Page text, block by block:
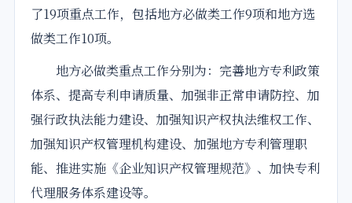
了19项重点工作，包括地方必做类工作9项和地方选
做类工作10项。
地方必做类重点工作分别为：完善地方专利政策
体系、提高专利申请质量、加强非正常申请防控、加
强行政执法能力建设、加强知识产权执法维权工作、
加强知识产权管理机构建设、加强地方专利管理职
能、 推进实施《企业知识产权管理规范》、加快专利
代理服务体系建设等。